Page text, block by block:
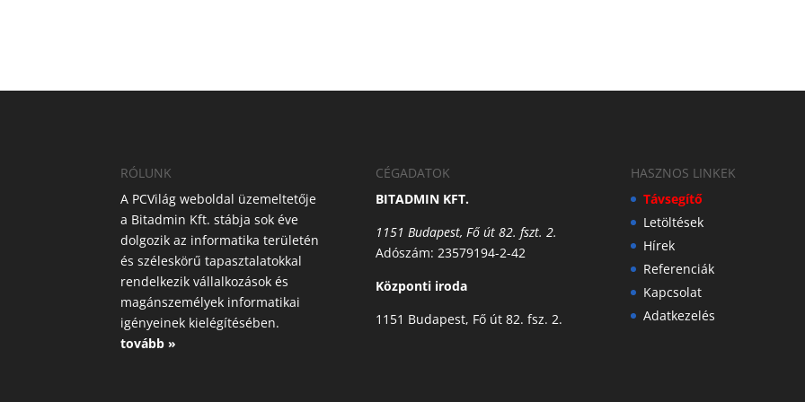
RÓLUNK
A PCVilág weboldal üzemeltetője
a Bitadmin Kft. stábja sok éve
dolgozik az informatika területén
és széleskörű tapasztalatokkal
rendelkezik vállalkozások és
magánszemélyek informatikai
igényeinek kielégítésében.
tovább »
CÉGADATOK
BITADMIN KFT.
1151 Budapest, Fő út 82. fszt. 2.
Adószám: 23579194-2-42
Központi iroda
1151 Budapest, Fő út 82. fsz. 2.
HASZNOS LINKEK
Távsegítő
Letöltések
Hírek
Referenciák
Kapcsolat
Adatkezelés